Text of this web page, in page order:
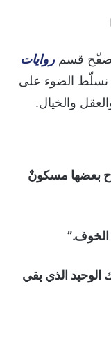
تصفّح قسمروايات
الضوء على
والخيال.
بعضها مسكونٌ
الخوف.”
الوحيد الذي بقي